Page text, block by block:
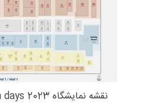
نقشه نمایشگاه mushroom days 2023